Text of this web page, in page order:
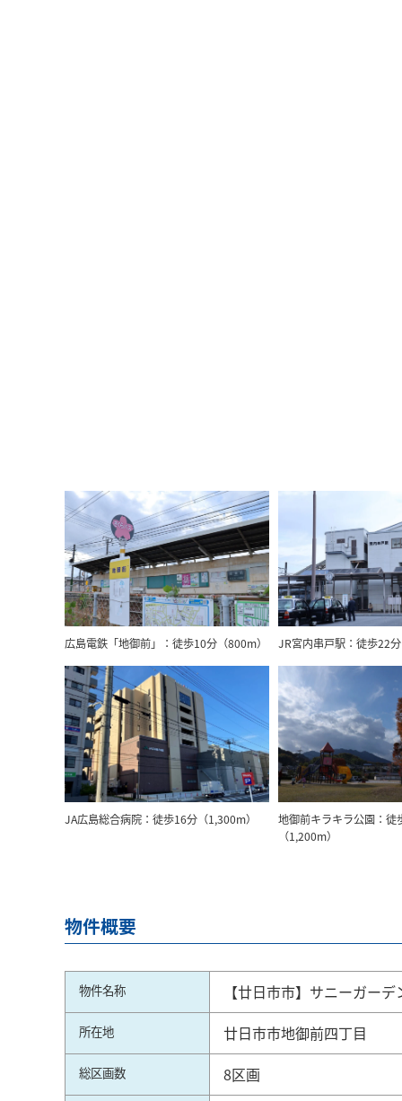
広島電鉄「地御前」：徒歩10分（800m） JR宮内串戸駅：徒歩22
JA広島総合病院：徒歩16分（1,300m）
地御前キラキラ公園：徒
（1,200m）
物件概要
物件名称 【廿日市市】サニーガー
所在地 廿日市市地御前四丁目
総区画数 8区画